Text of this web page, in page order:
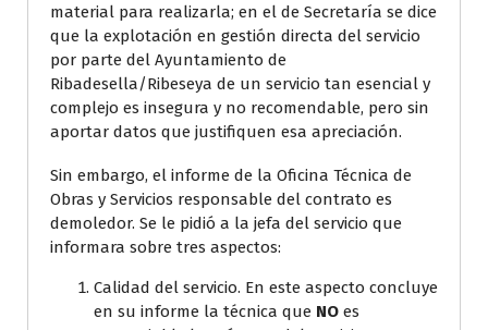
material para realizarla; en el de Secretaría se dice
que la explotación en gestión directa del servicio
por parte del Ayuntamiento de
Ribadesella/Ribeseya de un servicio tan esencial y
complejo es insegura y no recomendable, pero sin
aportar datos que justifiquen esa apreciación.
Sin embargo, el informe de la Oficina Técnica de
Obras y Servicios responsable del contrato es
demoledor. Se le pidió a la jefa del servicio que
informara sobre tres aspectos:
Calidad del servicio. En este aspecto concluye
en su informe la técnica que NO es